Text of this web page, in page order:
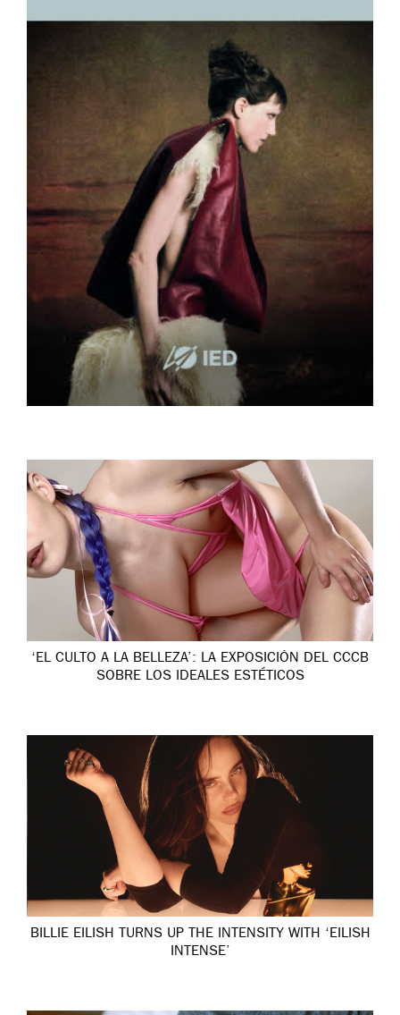
‘EL CULTO A LA BELLEZA’: LA EXPOSICIÓN DEL CCCB
SOBRE LOS IDEALES ESTÉTICOS
BILLIE EILISH TURNS UP THE INTENSITY WITH ‘EILISH
INTENSE’